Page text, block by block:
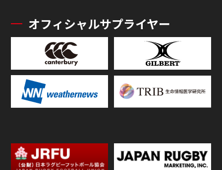
オフィシャルサプライヤー